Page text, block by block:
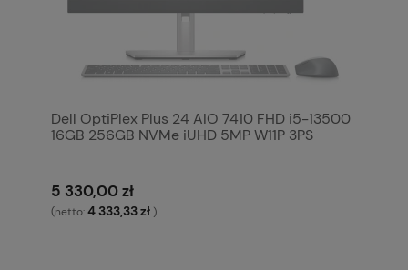
Dell OptiPlex Plus 24 AIO 7410 FHD i5-13500
16GB 256GB NVMe iUHD 5MP W11P 3PS
5 330,00 zł
(netto:4 333,33 zł )